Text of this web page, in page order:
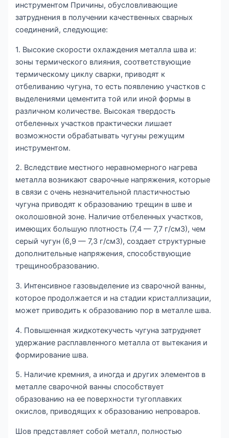
инструментом Причины, обусловливающие
затруднения в получении качественных сварных
соединений, следующие:
1. Высокие скорости охлаждения металла шва и:
зоны термического влияния, соответствующие
термическому циклу сварки, приводят к
отбеливанию чугуна, то есть появлению участков с
выделениями цементита той или иной формы в
различном количестве. Высокая твердость
отбеленных участков практически лишает
возможности обрабатывать чугуны режущим
инструментом.
2. Вследствие местного неравномерного нагрева
металла возникают сварочные напряжения, которые
в связи с очень незначительной пластичностью
чугуна приводят к образованию трещин в шве и
околошовной зоне. Наличие отбеленных участков,
имеющих большую плотность (7,4 — 7,7 г/см3), чем
серый чугун (6,9 — 7,3 г/см3), создает структурные
дополнительные напряжения, способствующие
трещинообразованию.
3. Интенсивное газовыделение из сварочной ванны,
которое продолжается и на стадии кристаллизации,
может приводить к образованию пор в металле шва.
4. Повышенная жидкотекучесть чугуна затрудняет
удержание расплавленного металла от вытекания и
формирование шва.
5. Наличие кремния, а иногда и других элементов в
металле сварочной ванны способствует
образованию на ее поверхности тугоплавких
окислов, приводящих к образованию непроваров.
Шов представляет собой металл, полностью